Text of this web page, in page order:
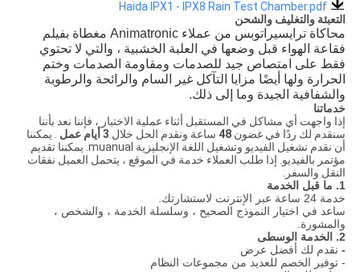
Haida IPX1 - IPX8 Rain Test Chamber.pdf
التعبئة والتغليف والشحن
محاكاة ترايسيراتوبس من عملاء Animatronic مغطاة بفيلم
فقاعة الهواء قبل وضعها في العلبة الخشبية ، والتي لا تحتوي
فقط على امتصاص جيد للصدمات ومقاومة الصدمات وختم
الحرارة ولها أيضًا مزايا التآكل غير السام والرائحة والرطوبة
والشفافية الجيدة وما إلى ذلك.
خدماتنا
إذا واجهت أي مشاكل في المستقبل أثناء عملية الاختبار ، فإننا نعد بأننا
سنقدم لك ردًا في غضون 48 ساعة ونقدم الحل خلال 3 أيام عمل . يمكننا
أن نقدم تشغيل الفيديو وتشغيل اللغة الإنجليزية muanual.
يمكننا تقديم
مؤتمر بالفيديو. إذا طلب العملاء خدمة في الموقع ، يتحمل العميل نفقات
النقل والسفر.
1. ما قبل الخدمة
خدمة 24 ساعة عبر الإنترنت لاستشارتك.
ساعد في اختيار النموذج الصحيح ، وسلسلة الخدمة ، والشخص ،
والمشورة.
2. الخدمة الوسطى
-نقدم لك أفضل عرض
- توفير الخصم للعديد من مجموعات النظام